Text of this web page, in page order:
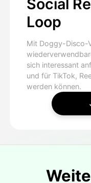
Social
Loop
Mit Doggy-Disco-
sich interessant
und für TikTok,
werden können.